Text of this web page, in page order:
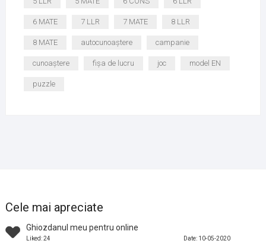
6 MATE 7 LLR 7 MATE 8 LLR
8 MATE autocunoaștere campanie
cunoaștere fișa de lucru joc model EN
puzzle
Cele mai apreciate
Ghiozdanul meu pentru online
Liked: 24 Date: 10-05-2020